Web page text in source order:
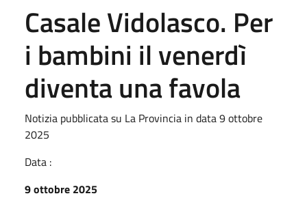
Casale Vidolasco. Per
i bambini il venerdì
diventa una favola
Notizia pubblicata su La Provincia in data 9 ottobre
2025
Data :
9 ottobre 2025